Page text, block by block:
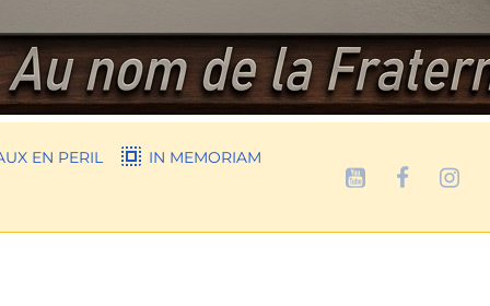
EN PERIL
IN MEMORIAM